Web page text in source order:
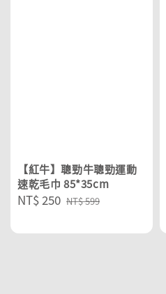
【紅牛】聰勁牛聰勁運動
速乾毛巾 85*35cm
Sale
NT$ 250 Regular
NT$ 599